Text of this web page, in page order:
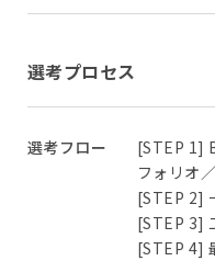
選考プロセス
選考フロー
[STEP 1]
フォリオ
[STEP 2]
[STEP 3]
[STEP 4]